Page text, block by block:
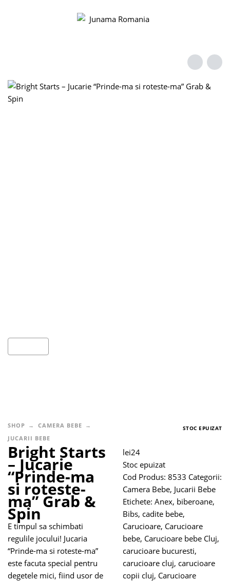
SHOP
CAMERA BEBE
JUCARII BEBE
STOC EPUIZAT
Bright Starts
– Jucarie
“Prinde-ma
si roteste-
ma” Grab &
Spin
E timpul sa schimbati
regulile jocului! Jucaria
“Prinde-ma si roteste-ma”
este facuta special pentru
degetele mici, fiind usor de
lei24
Stoc epuizat
Cod Produs: 8533 Categorii:
Camera Bebe, Jucarii Bebe
Etichete: Anex, biberoane,
Bibs, cadite bebe,
Carucioare, Carucioare
bebe, Carucioare bebe Cluj,
carucioare bucuresti,
carucioare cluj, carucioare
copii cluj, Carucioare